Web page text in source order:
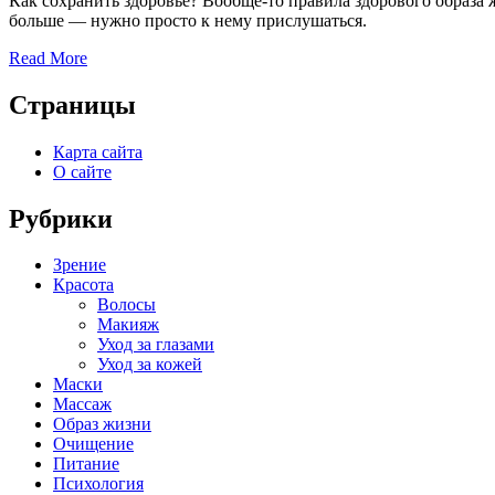
больше — нужно просто к нему прислушаться.
Read More
Страницы
Карта сайта
О сайте
Рубрики
Зрение
Красота
Волосы
Макияж
Уход за глазами
Уход за кожей
Маски
Массаж
Образ жизни
Очищение
Питание
Психология